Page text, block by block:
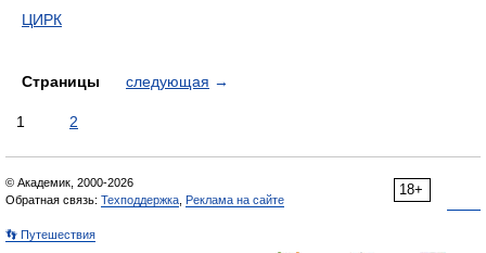
ЦИРК
Страницы следующая →
1 2
18+
© Академик, 2000-2026
Обратная связь: Техподдержка Реклама на сайте
👣 Путешествия